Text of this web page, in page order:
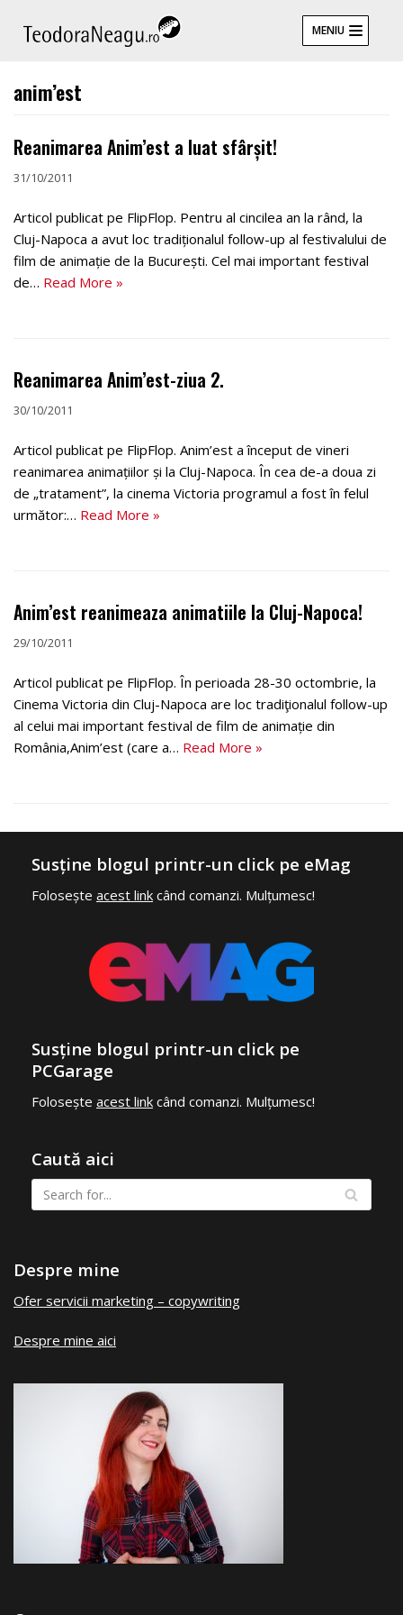
to
MENIU
anim’est
Reanimarea Anim’est a luat sfârșit!
31/10/2011
Articol publicat pe FlipFlop. Pentru al cincilea an la rând, la
Cluj-Napoca a avut loc tradiționalul follow-up al festivalului de
film de animație de la București. Cel mai important festival
de… Read More »
Reanimarea Anim’est-ziua 2.
30/10/2011
Articol publicat pe FlipFlop. Anim’est a început de vineri
reanimarea animațiilor și la Cluj-Napoca. În cea de-a doua zi
de „tratament”, la cinema Victoria programul a fost în felul
următor:… Read More »
Anim’est reanimeaza animatiile la Cluj-Napoca!
29/10/2011
Articol publicat pe FlipFlop. În perioada 28-30 octombrie, la
Cinema Victoria din Cluj-Napoca are loc tradiţionalul follow-up
al celui mai important festival de film de animație din
România,Anim’est (care a… Read More »
Susține blogul printr-un click pe eMag
Folosește acest link când comanzi. Mulțumesc!
Susține blogul printr-un click pe
PCGarage
Folosește acest link când comanzi. Mulțumesc!
Caută aici
Despre mine
Ofer servicii marketing – copywriting
Despre mine aici